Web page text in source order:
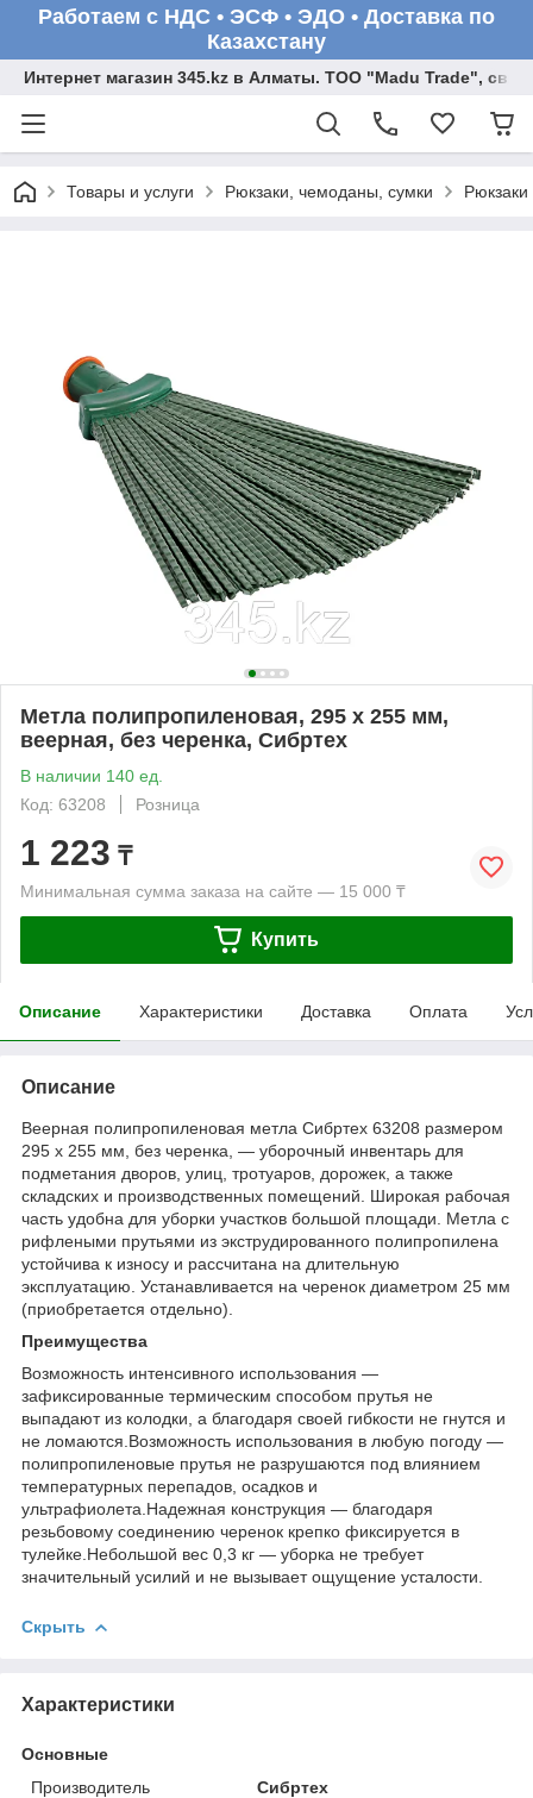
Работаем с НДС • ЭСФ • ЭДО • Доставка по
Казахстану
Интернет магазин 345.kz в Алматы. ТОО "Madu Trade",
Товары и услуги Рюкзаки, чемоданы, сумки Рюкзаки
Метла полипропиленовая, 295 х 255 мм,
веерная, без черенка, Сибртех
В наличии 140 ед.
Код: 63208
Розница
1 223 ₸
Минимальная сумма заказа на сайте — 15 000 ₸
Купить
Описание Характеристики Доставка Оплата
Описание
Веерная полипропиленовая метла Сибртех 63208 размером
295 х 255 мм, без черенка, — уборочный инвентарь для
подметания дворов, улиц, тротуаров, дорожек, а также
складских и производственных помещений. Широкая рабочая
часть удобна для уборки участков большой площади. Метла с
рифлеными прутьями из экструдированного полипропилена
устойчива к износу и рассчитана на длительную
эксплуатацию. Устанавливается на черенок диаметром 25 мм
(приобретается отдельно).
Преимущества
Возможность интенсивного использования —
зафиксированные термическим способом прутья не
выпадают из колодки, а благодаря своей гибкости не гнутся и
не ломаются.Возможность использования в любую погоду —
полипропиленовые прутья не разрушаются под влиянием
температурных перепадов, осадков и
ультрафиолета.Надежная конструкция — благодаря
резьбовому соединению черенок крепко фиксируется в
тулейке.Небольшой вес 0,3 кг — уборка не требует
значительный усилий и не вызывает ощущение усталости.
Скрыть
Характеристики
Основные
Производитель
Сибртех